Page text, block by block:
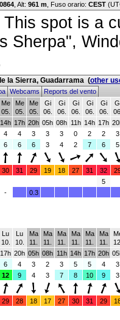
Alt: 961 m , Fuso orario: CEST
This spot is a
Sherpa",
la Sierra, Guadarrama (other
WebcamsReports del vento
Me
05.
Me
05.
Me
05.
Gi
06.
Gi
06.
Gi
06.
Gi
06.
Gi
06.
14h 17h 20h 05h 08h 11h 14h 17h
4 4 3 3 3 0 2 2
3
6 6 6 3 4 2 7 6
5
30 31 29 19 18 27 31 32
5
- 0.3
Lu
10.
Lu
10.
Ma
11.
Ma
11.
Ma
11.
Ma
11.
Ma
11.
Ma
11.
17h 20h 05h 08h 11h 14h 17h 20h
6 4 3 2 3 5 5 4
3
12 9 4 3 7 8 10 9
3
29 28 18 17 27 30 31 29